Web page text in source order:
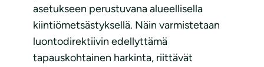
asetukseen perustuvana alueellisella
kiintiömetsästyksellä. Näin varmistetaan
luontodirektiivin edellyttämä
tapauskohtainen harkinta, riittävät